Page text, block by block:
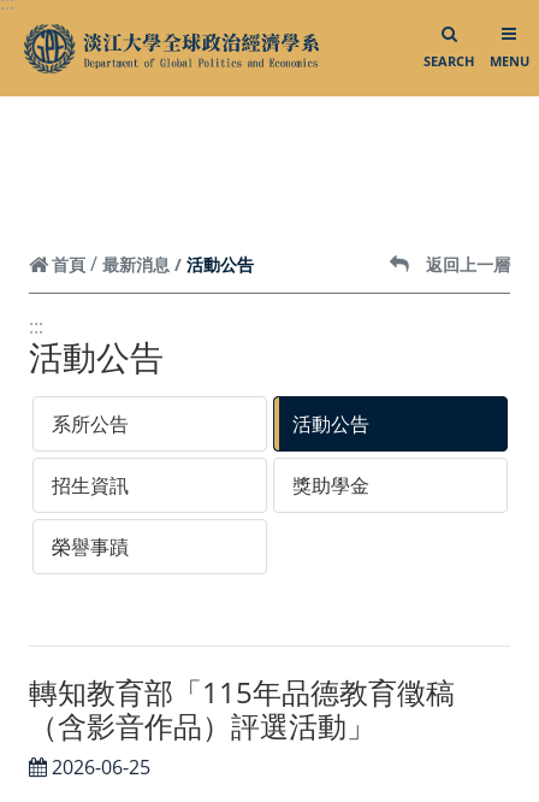
跳到頁面主要內容區
SEARCH MENU
活動花絮集錦
校外參訪
外賓來訪
系所活動
影音專區
相關連結
中華民國外交部
中華民國僑務委員會
外貿協會發展中心
台灣政治學會
智慧財產權專區
首頁 最新消息 活動公告 返回上一層
:::
活動公告
系所公告 活動公告
招生資訊 獎助學金
榮譽事蹟
轉知教育部「115年品德教育徵稿
（含影音作品）評選活動」
2026-06-25